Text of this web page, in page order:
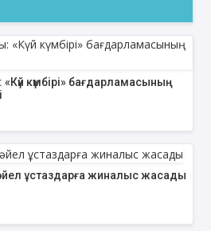
күмбірі» бағдарламасының
ұстаздарға жиналыс жасады